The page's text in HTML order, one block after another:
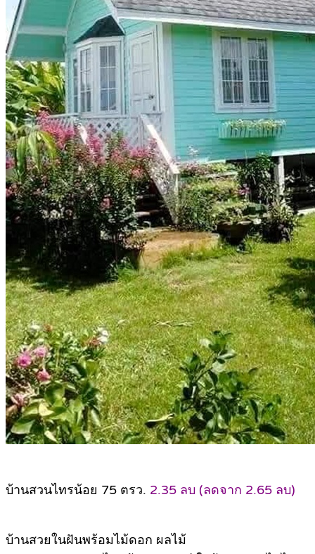
บ้านสวนไทรน้อย 75 ตรว. 2.35 ลบ (ลดจาก 2.65 ลบ)
บ้านสวยในฝันพร้อมไม้ดอก ผลไม้